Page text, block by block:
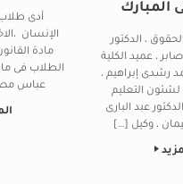
المبارك
، الدكتور
، عميد الكلية
رشدى إبراهيم ،
لشئون التعليم
عبد البارى
، وكيل […]
أدى
الإنسان
مادة
الطلاب فى
عباس